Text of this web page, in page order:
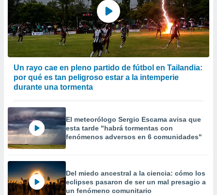
Un rayo cae en pleno partido de fútbol en Tailandia:
por qué es tan peligroso estar a la intemperie
durante una tormenta
El meteorólogo Sergio Escama avisa que
esta tarde "habrá tormentas con
fenómenos adversos en 6 comunidades"
Del miedo ancestral a la ciencia: cómo los
eclipses pasaron de ser un mal presagio a
un fenómeno comunitario